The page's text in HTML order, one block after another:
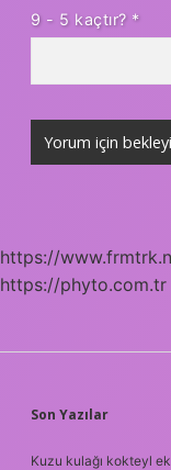
9 - 5 kaçtır? *
https://
https://phyto.com.tr
Son Yazılar
Kuzu kulağı kokteyl